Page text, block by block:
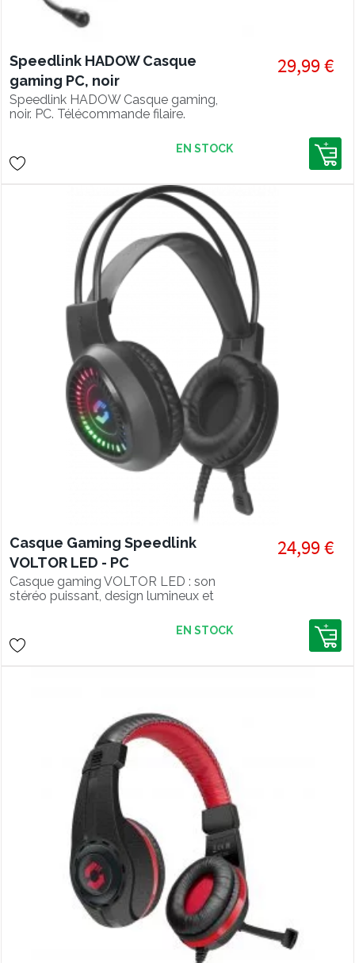
Speedlink HADOW Casque
gaming PC, noir
Speedlink HADOW Casque gaming,
noir. PC. Télécommande filaire.
29,99 €
EN STOCK
Casque Gaming Speedlink
VOLTOR LED - PC
Casque gaming VOLTOR LED : son
stéréo puissant, design lumineux et
longues sessions sur PC et consoles.
24,99 €
EN STOCK